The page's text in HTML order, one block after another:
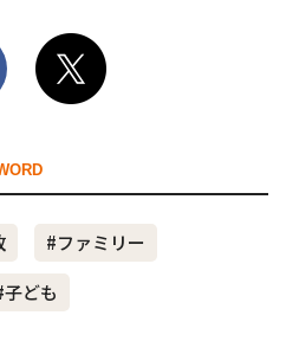
#ファミリー
子ども